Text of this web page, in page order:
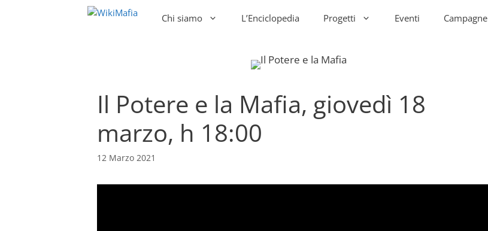
Chi siamo L’Enciclopedia Progetti Eventi Campagne
Il Potere e la Mafia, giovedì 18
marzo, h 18:00
12 Marzo 2021